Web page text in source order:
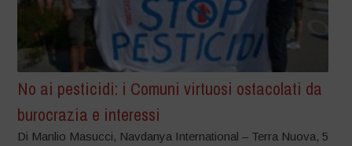
No ai pesticidi: i Comuni virtuosi ostacolati da
burocrazia e interessi
Di Manlio Masucci, Navdanya International – Terra Nuova, 5